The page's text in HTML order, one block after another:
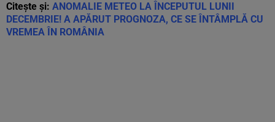
Citește și: ANOMALIE METEO LA ÎNCEPUTUL LUNII
DECEMBRIE! A APĂRUT PROGNOZA, CE SE ÎNTÂMPLĂ CU
VREMEA ÎN ROMÂNIA